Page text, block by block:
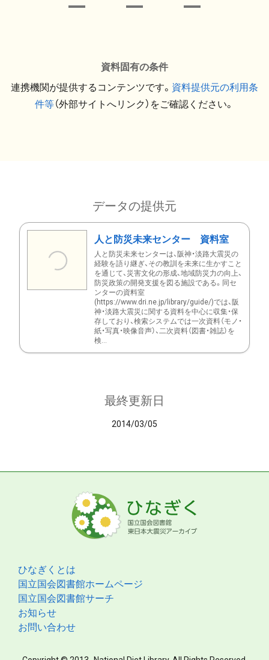
資料固有の条件
連携機関が提供するコンテンツです。 資料提供元の利用条
件等（外部サイトへリンク）をご確認ください。
データの提供元
人と防災未来センター 資料室
人と防災未来センターは、阪神・淡路大震災の
経験を語り継ぎ、その教訓を未来に生かすこと
を通じて、災害文化の形成、地域防災力の向上、
防災政策の開発支援を図る施設である。同セ
ンターの資料室
(https://www.dri.ne.jp/library/guide/)では、阪
神・淡路大震災に関する資料を中心に収集・保
存しており、検索システムでは一次資料（モノ・
紙・写真・映像音声）、二次資料（図書・雑誌）を
検...
最終更新日
2014/03/05
ひなぎくとは
国立国会図書館ホームページ
国立国会図書館サーチ
お知らせ
お問い合わせ